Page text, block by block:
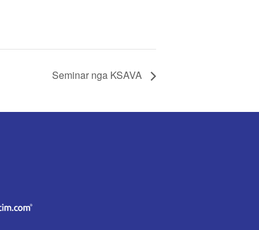
Seminar nga KSAVA